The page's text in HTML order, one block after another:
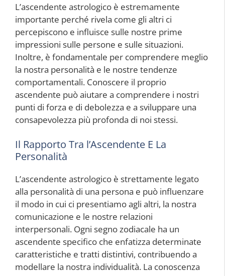
L’ascendente astrologico è estremamente
importante perché rivela come gli altri ci
percepiscono e influisce sulle nostre prime
impressioni sulle persone e sulle situazioni.
Inoltre, è fondamentale per comprendere meglio
la nostra personalità e le nostre tendenze
comportamentali. Conoscere il proprio
ascendente può aiutare a comprendere i nostri
punti di forza e di debolezza e a sviluppare una
consapevolezza più profonda di noi stessi.
Il Rapporto Tra l’Ascendente E La
Personalità
L’ascendente astrologico è strettamente legato
alla personalità di una persona e può influenzare
il modo in cui ci presentiamo agli altri, la nostra
comunicazione e le nostre relazioni
interpersonali. Ogni segno zodiacale ha un
ascendente specifico che enfatizza determinate
caratteristiche e tratti distintivi, contribuendo a
modellare la nostra individualità. La conoscenza